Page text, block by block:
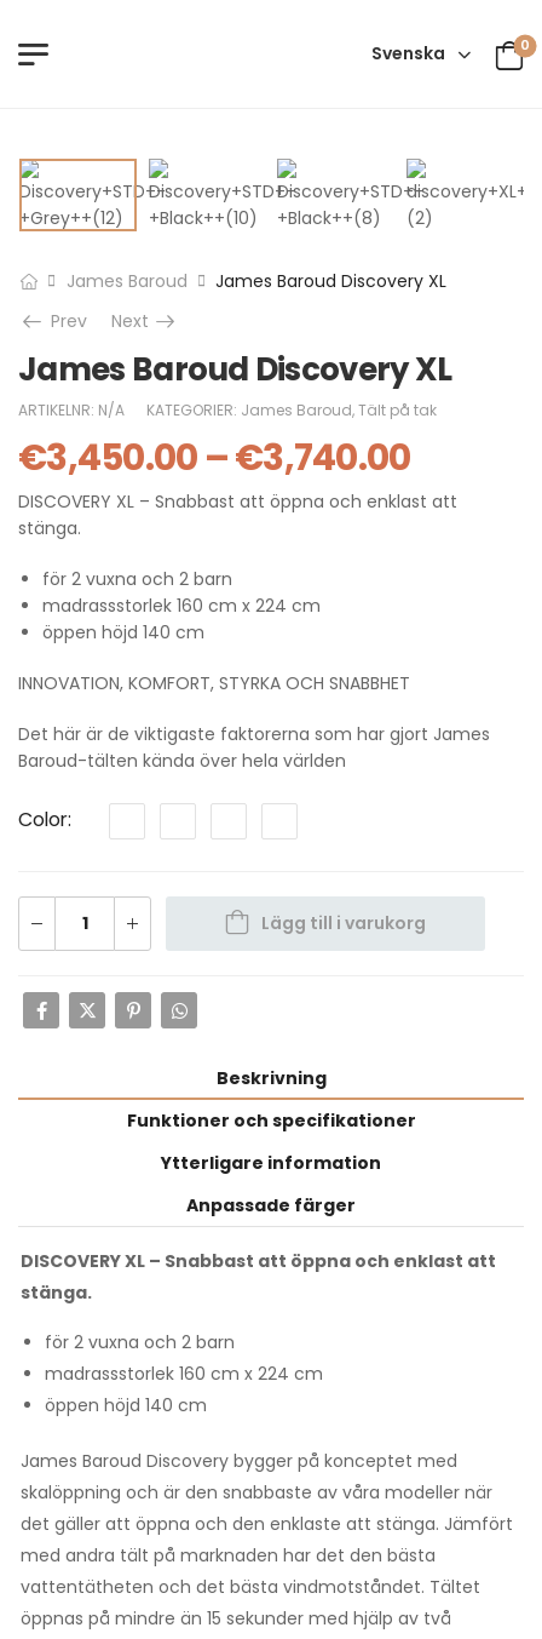
Svenska 0
James Baroud
James Baroud Discovery XL
Prev
Next
James Baroud Discovery XL
ARTIKELNR: N/A KATEGORIER: James Baroud,Tält på tak
€3,450.00–€3,740.00
DISCOVERY XL – Snabbast att öppna och enklast att
stänga.
för 2 vuxna och 2 barn
madrassstorlek 160 cm x 224 cm
öppen höjd 140 cm
INNOVATION, KOMFORT, STYRKA OCH SNABBHET
Det här är de viktigaste faktorerna som har gjort James
Baroud-tälten kända över hela världen
Color
Lägg till i varukorg
Beskrivning
Funktioner och specifikationer
Ytterligare information
Anpassade färger
DISCOVERY XL – Snabbast att öppna och enklast att
stänga.
för 2 vuxna och 2 barn
madrassstorlek 160 cm x 224 cm
öppen höjd 140 cm
James Baroud Discovery bygger på konceptet med
skalöppning och är den snabbaste av våra modeller när
det gäller att öppna och den enklaste att stänga. Jämfört
med andra tält på marknaden har det den bästa
vattentätheten och det bästa vindmotståndet. Tältet
öppnas på mindre än 15 sekunder med hjälp av två